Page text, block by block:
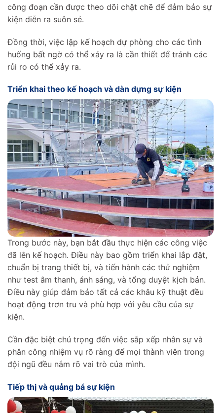
công đoạn cần được theo dõi chặt chẽ để đảm bảo sự
kiện diễn ra suôn sẻ.
Đồng thời, việc lập kế hoạch dự phòng cho các tình
huống bất ngờ có thể xảy ra là cần thiết để tránh các
rủi ro có thể xảy ra.
Triển khai theo kế hoạch và dàn dựng sự kiện
Trong bước này, bạn bắt đầu thực hiện các công việc
đã lên kế hoạch. Điều này bao gồm triển khai lắp đặt,
chuẩn bị trang thiết bị, và tiến hành các thử nghiệm
như test âm thanh, ánh sáng, và tổng duyệt kịch bản.
Điều này giúp đảm bảo tất cả các khâu kỹ thuật đều
hoạt động trơn tru và phù hợp với yêu cầu của sự
kiện.
Cần đặc biệt chú trọng đến việc sắp xếp nhân sự và
phân công nhiệm vụ rõ ràng để mọi thành viên trong
đội ngũ đều nắm rõ vai trò của mình.
Tiếp thị và quảng bá sự kiện